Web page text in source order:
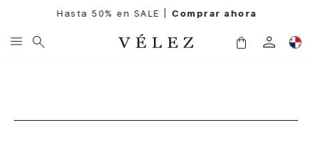
Hasta 50% en SALE | Comprar ahora